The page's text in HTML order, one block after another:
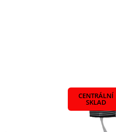
CENTRÁLNÍ
SKLAD